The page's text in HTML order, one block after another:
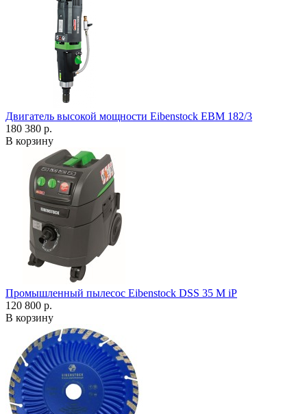
Двигатель высокой мощности Eibenstock EBM 182/3
180 380 р.
В корзину
Промышленный пылесос Eibenstock DSS 35 M iP
120 800 р.
В корзину